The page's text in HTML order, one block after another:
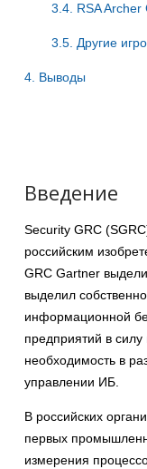
3.4. RSA Archer
3.5. Другие
4. Выводы
Введение
Security GRC
российским
GRC Gartner
выделил
информационной
предприятий в
необходимость в
управлении ИБ.
В российских
первых
измерения